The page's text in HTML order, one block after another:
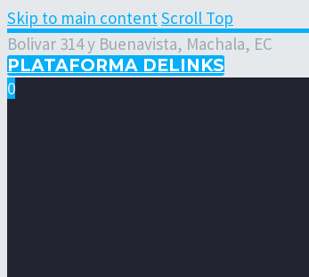
Skip to main contentScroll Top
Bolivar 314 y Buenavista, Machala, EC
PLATAFORMA DELINKS
0